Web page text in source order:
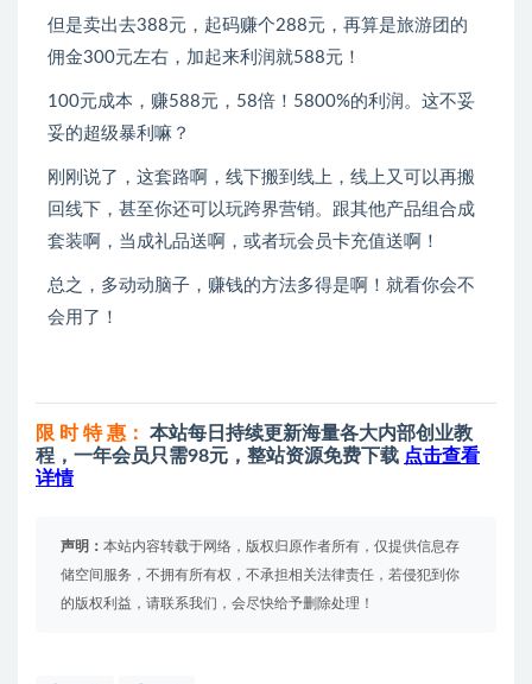
但是卖出去388元，起码赚个288元，再算是旅游团的
佣金300元左右，加起来利润就588元！
100元成本，赚588元，58倍！5800%的利润。这不妥
妥的超级暴利嘛？
刚刚说了，这套路啊，线下搬到线上，线上又可以再搬
回线下，甚至你还可以玩跨界营销。跟其他产品组合成
套装啊，当成礼品送啊，或者玩会员卡充值送啊！
总之，多动动脑子，赚钱的方法多得是啊！就看你会不
会用了！
限 时 特 惠：
本站每日持续更新海量各大内部创业教
程，一年会员只需98元，整站资源免费下载 点击查看
详情
声明： 本站内容转载于网络，版权归原作者所有，仅提供信息存
储空间服务，不拥有所有权，不承担相关法律责任，若侵犯到你
的版权利益，请联系我们，会尽快给予删除处理！